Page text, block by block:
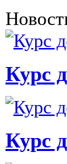
Курс
Курс